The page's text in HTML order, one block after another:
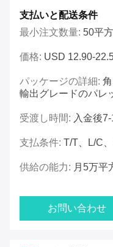
支払いと配送条件
最小注文数量: 50平
価格: USD 12.90-
パッケージの詳細:
輸出グレードのパレ
受渡し時間: 入金後
支払条件: T/T、L/C
供給の能力: 月5万平
お問い合わせ